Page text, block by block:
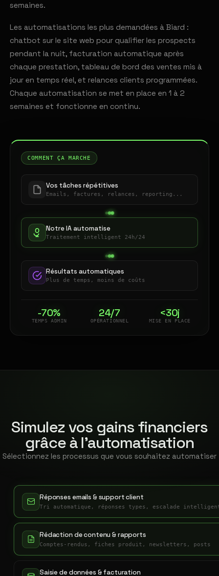
semaines.
Les automatisations les plus demandées à Biard :
chatbot sur le site web pour qualifier les prospects
pendant la nuit, facturation automatique après
chaque prestation, tableau de bord des ventes mis à
jour en temps réel, et relances clients programmées.
Chaque automatisation se met en place en 1 à 2
semaines et fonctionne en continu.
COMMENT ÇA MARCHE
Vos tâches répétitives
Emails, factures, relances, reporting...
Notre IA automatise
Traitement intelligent 24h/24
Résultats automatiques
Plus de temps, moins de coûts
-70%
TEMPS ADMIN
24/7
OPÉRATIONNEL
<30j
MISE EN PLACE
Simulez vos gains financiers
grâce à l'automatisation
Sélectionnez les processus que vous souhaitez automatiser
Réponses emails & support client
Tri automatique, réponses types, escalade
Rédaction de contenu & rapports
Comptes-rendus, fiches produit, newsletters, posts
Saisie de données & facturation